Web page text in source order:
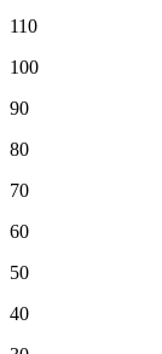
110
100
90
80
70
60
50
40